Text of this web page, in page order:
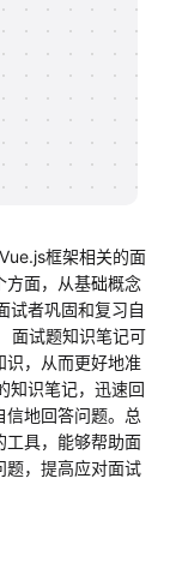
框架相关的面
方面，从基础概念
试者巩固和复习自
面试题知识笔记可
识，从而更好地准
知识笔记，迅速回
信地回答问题。总
工具，能够帮助面
题，提高应对面试